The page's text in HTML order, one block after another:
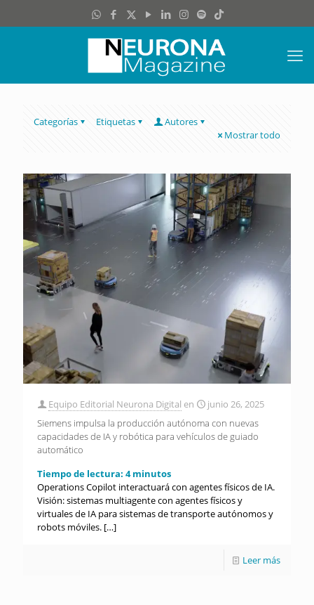
Categorías Etiquetas
Autores
Mostrar todo
Equipo Editorial Neurona Digital en
junio 26, 2025
Siemens impulsa la producción autónoma con nuevas
capacidades de IA y robótica para vehículos de guiado
automático
Tiempo de lectura: 4 minutos
Operations Copilot interactuará con agentes físicos de IA.
Visión: sistemas multiagente con agentes físicos y
virtuales de IA para sistemas de transporte autónomos y
robots móviles. […]
Leer más